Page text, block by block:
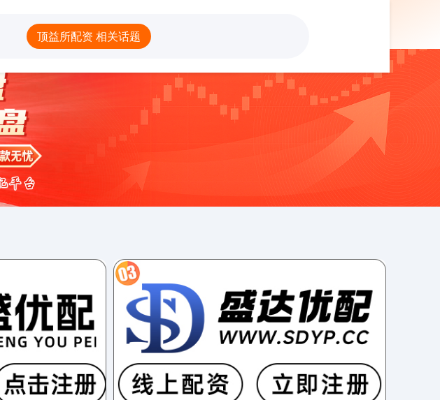
配资网网站 股票配资开户炒股
顶益所配资 相关话题